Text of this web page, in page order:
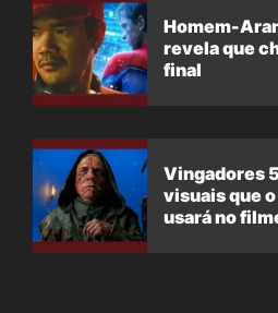
Homem-
revela que
final
Vingadores
visuais que
usará no